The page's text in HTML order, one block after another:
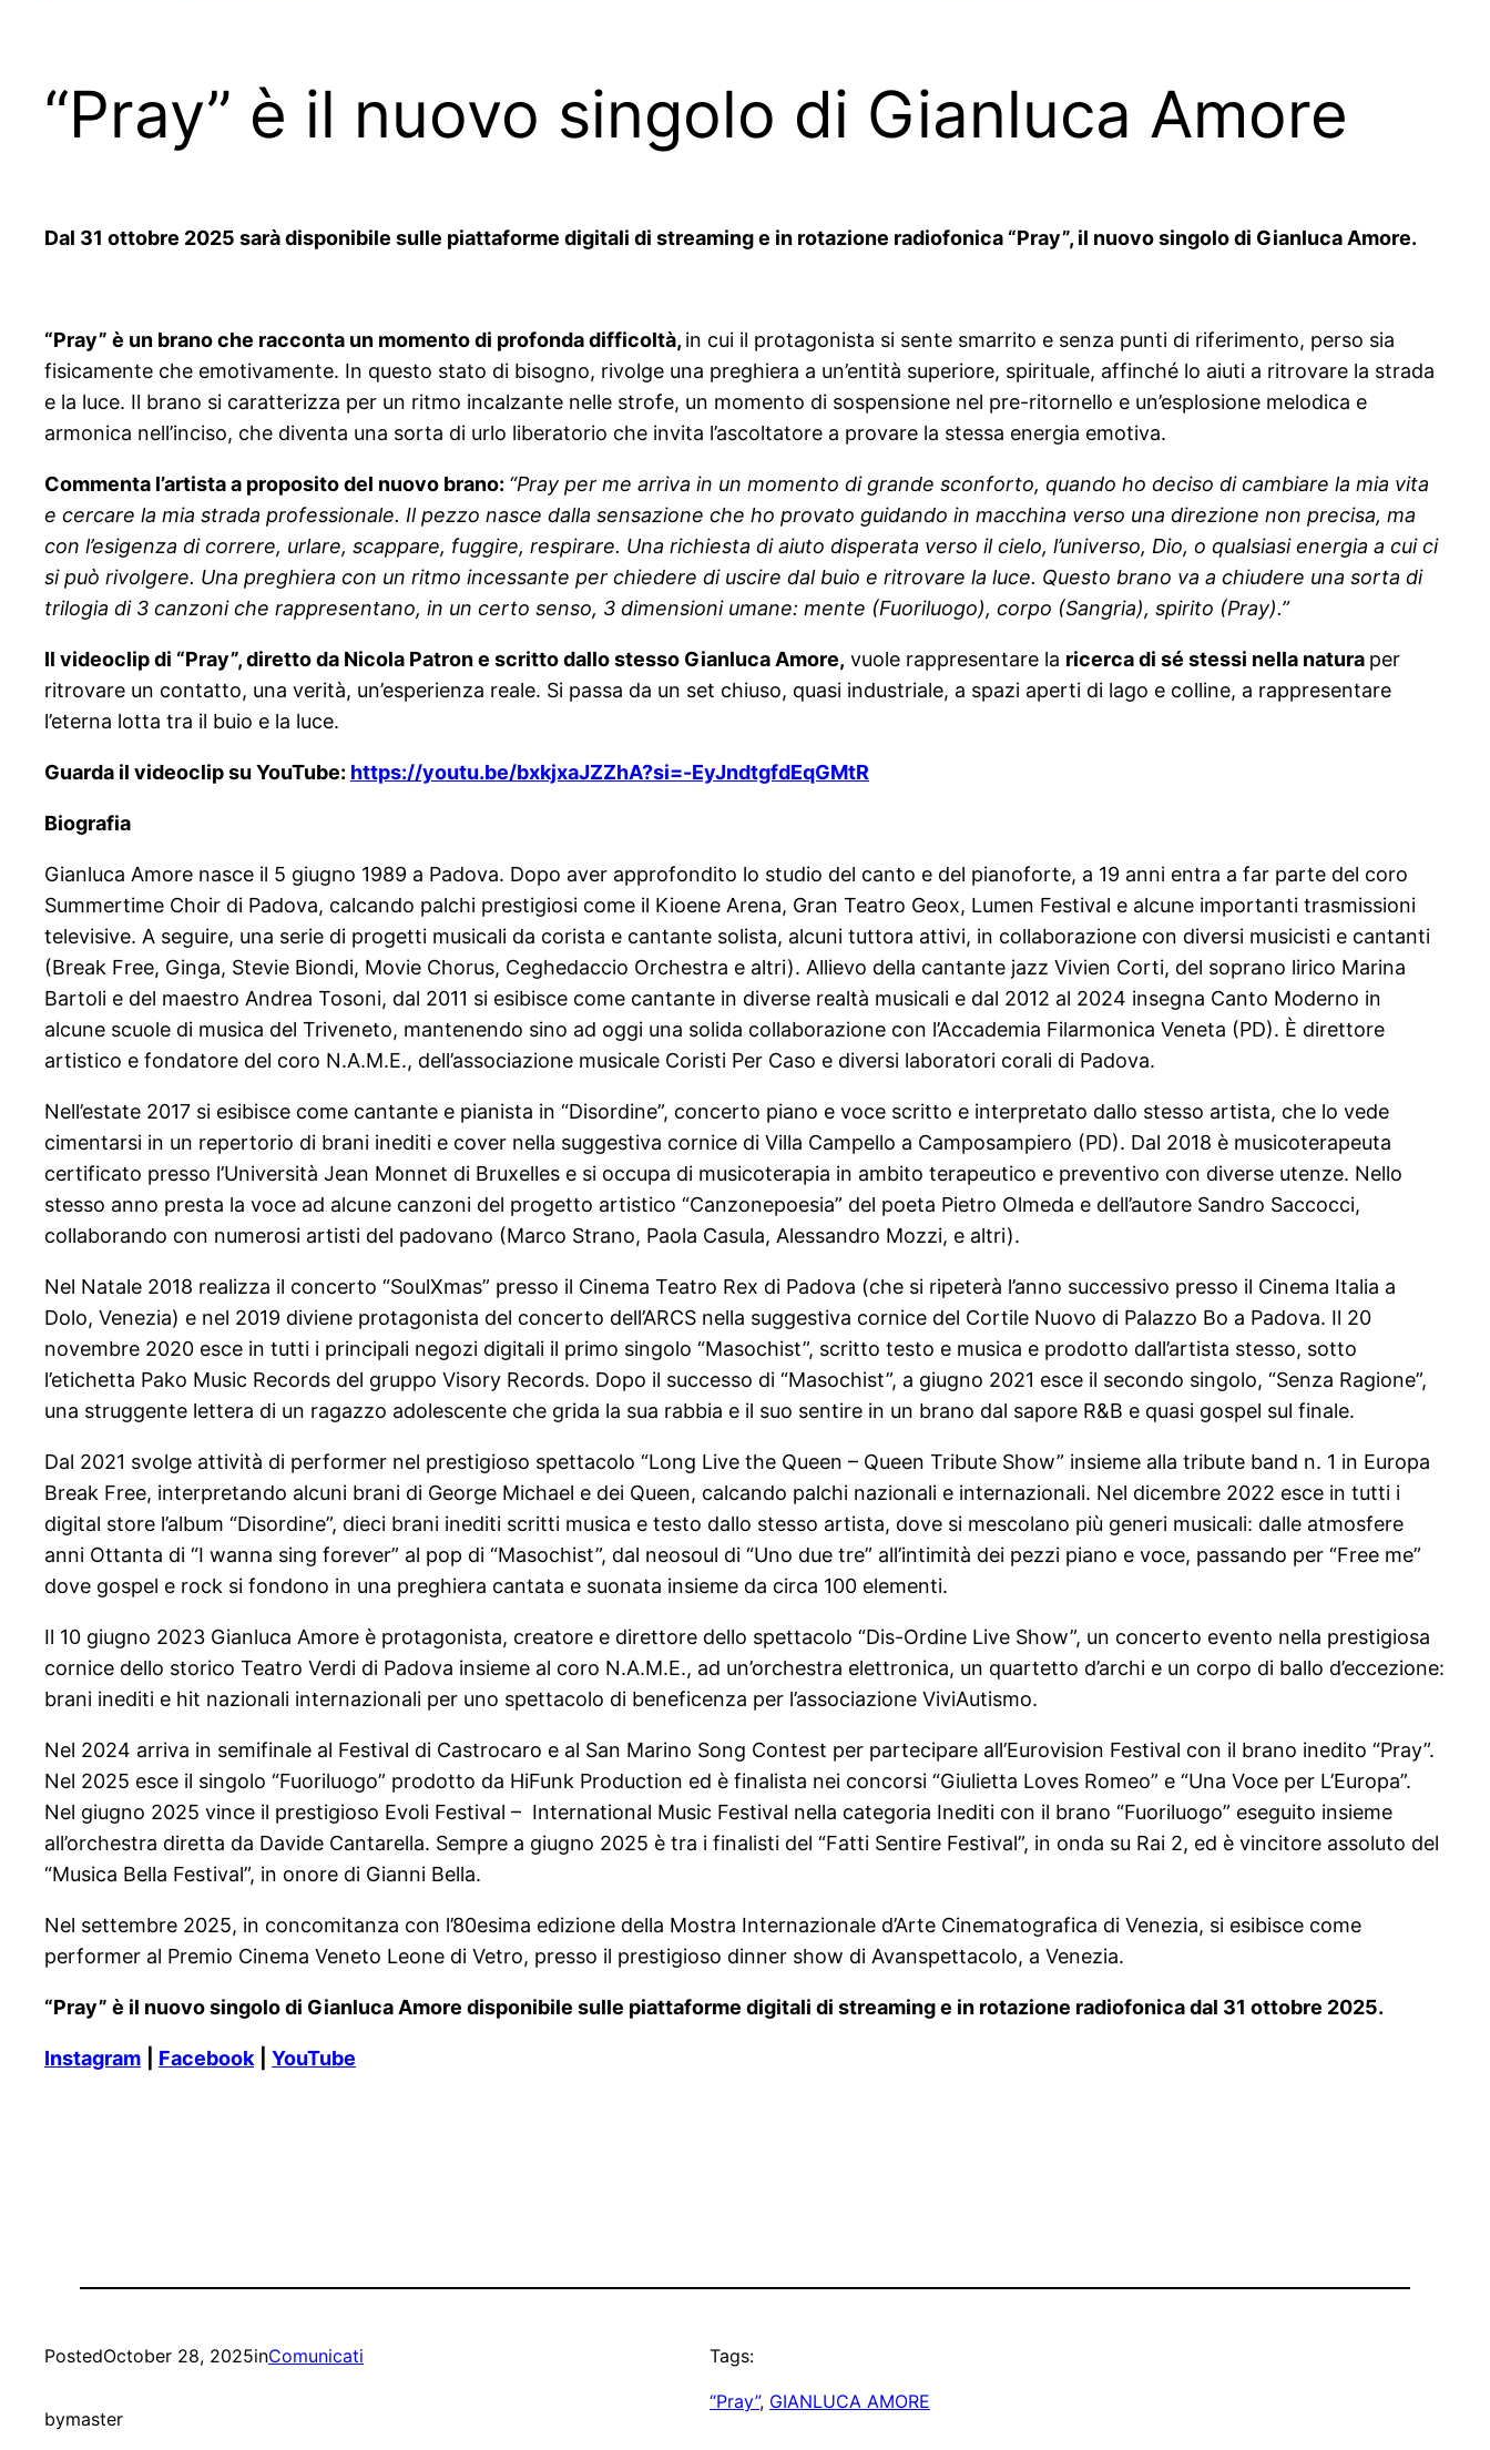
“Pray” è il nuovo singolo di Gianluca Amore
Dal 31 ottobre 2025 sarà disponibile sulle piattaforme digitali di streaming e in rotazione radiofonica “Pray”, il nuovo singolo di Gianluca Amore.
“Pray” è un brano che racconta un momento di profonda difficoltà, in cui il protagonista si sente smarrito e senza punti di riferimento, perso sia
fisicamente che emotivamente. In questo stato di bisogno, rivolge una preghiera a un’entità superiore, spirituale, affinché lo aiuti a ritrovare la strada
e la luce. Il brano si caratterizza per un ritmo incalzante nelle strofe, un momento di sospensione nel pre-ritornello e un’esplosione melodica e
armonica nell’inciso, che diventa una sorta di urlo liberatorio che invita l’ascoltatore a provare la stessa energia emotiva.
Commenta l’artista a proposito del nuovo brano: “Pray per me arriva in un momento di grande sconforto, quando ho deciso di cambiare la mia vita
e cercare la mia strada professionale. Il pezzo nasce dalla sensazione che ho provato guidando in macchina verso una direzione non precisa, ma
con l’esigenza di correre, urlare, scappare, fuggire, respirare. Una richiesta di aiuto disperata verso il cielo, l’universo, Dio, o qualsiasi energia a cui ci
si può rivolgere. Una preghiera con un ritmo incessante per chiedere di uscire dal buio e ritrovare la luce. Questo brano va a chiudere una sorta di
trilogia di 3 canzoni che rappresentano, in un certo senso, 3 dimensioni umane: mente (Fuoriluogo), corpo (Sangria), spirito (Pray).”
Il videoclip di “Pray”, diretto da Nicola Patron e scritto dallo stesso Gianluca Amore, vuole rappresentare la ricerca di sé stessi nella natura per
ritrovare un contatto, una verità, un’esperienza reale. Si passa da un set chiuso, quasi industriale, a spazi aperti di lago e colline, a rappresentare
l’eterna lotta tra il buio e la luce.
Guarda il videoclip su YouTube: https://youtu.be/bxkjxaJZZhA?si=-EyJndtgfdEqGMtR
Biografia
Gianluca Amore nasce il 5 giugno 1989 a Padova. Dopo aver approfondito lo studio del canto e del pianoforte, a 19 anni entra a far parte del coro
Summertime Choir di Padova, calcando palchi prestigiosi come il Kioene Arena, Gran Teatro Geox, Lumen Festival e alcune importanti trasmissioni
televisive. A seguire, una serie di progetti musicali da corista e cantante solista, alcuni tuttora attivi, in collaborazione con diversi musicisti e cantanti
(Break Free, Ginga, Stevie Biondi, Movie Chorus, Ceghedaccio Orchestra e altri). Allievo della cantante jazz Vivien Corti, del soprano lirico Marina
Bartoli e del maestro Andrea Tosoni, dal 2011 si esibisce come cantante in diverse realtà musicali e dal 2012 al 2024 insegna Canto Moderno in
alcune scuole di musica del Triveneto, mantenendo sino ad oggi una solida collaborazione con l’Accademia Filarmonica Veneta (PD). È direttore
artistico e fondatore del coro N.A.M.E., dell’associazione musicale Coristi Per Caso e diversi laboratori corali di Padova.
Nell’estate 2017 si esibisce come cantante e pianista in “Disordine”, concerto piano e voce scritto e interpretato dallo stesso artista, che lo vede
cimentarsi in un repertorio di brani inediti e cover nella suggestiva cornice di Villa Campello a Camposampiero (PD). Dal 2018 è musicoterapeuta
certificato presso l’Università Jean Monnet di Bruxelles e si occupa di musicoterapia in ambito terapeutico e preventivo con diverse utenze. Nello
stesso anno presta la voce ad alcune canzoni del progetto artistico “Canzonepoesia” del poeta Pietro Olmeda e dell’autore Sandro Saccocci,
collaborando con numerosi artisti del padovano (Marco Strano, Paola Casula, Alessandro Mozzi, e altri).
Nel Natale 2018 realizza il concerto “SoulXmas” presso il Cinema Teatro Rex di Padova (che si ripeterà l’anno successivo presso il Cinema Italia a
Dolo, Venezia) e nel 2019 diviene protagonista del concerto dell’ARCS nella suggestiva cornice del Cortile Nuovo di Palazzo Bo a Padova. Il 20
novembre 2020 esce in tutti i principali negozi digitali il primo singolo “Masochist”, scritto testo e musica e prodotto dall’artista stesso, sotto
l’etichetta Pako Music Records del gruppo Visory Records. Dopo il successo di “Masochist”, a giugno 2021 esce il secondo singolo, “Senza Ragione”,
una struggente lettera di un ragazzo adolescente che grida la sua rabbia e il suo sentire in un brano dal sapore R&B e quasi gospel sul finale.
Dal 2021 svolge attività di performer nel prestigioso spettacolo “Long Live the Queen – Queen Tribute Show” insieme alla tribute band n. 1 in Europa
Break Free, interpretando alcuni brani di George Michael e dei Queen, calcando palchi nazionali e internazionali. Nel dicembre 2022 esce in tutti i
digital store l’album “Disordine”, dieci brani inediti scritti musica e testo dallo stesso artista, dove si mescolano più generi musicali: dalle atmosfere
anni Ottanta di “I wanna sing forever” al pop di “Masochist”, dal neosoul di “Uno due tre” all’intimità dei pezzi piano e voce, passando per “Free me”
dove gospel e rock si fondono in una preghiera cantata e suonata insieme da circa 100 elementi.
Il 10 giugno 2023 Gianluca Amore è protagonista, creatore e direttore dello spettacolo “Dis-Ordine Live Show”, un concerto evento nella prestigiosa
cornice dello storico Teatro Verdi di Padova insieme al coro N.A.M.E., ad un’orchestra elettronica, un quartetto d’archi e un corpo di ballo d’eccezione:
brani inediti e hit nazionali internazionali per uno spettacolo di beneficenza per l’associazione ViviAutismo.
Nel 2024 arriva in semifinale al Festival di Castrocaro e al San Marino Song Contest per partecipare all’Eurovision Festival con il brano inedito “Pray”.
Nel 2025 esce il singolo “Fuoriluogo” prodotto da HiFunk Production ed è finalista nei concorsi “Giulietta Loves Romeo” e “Una Voce per L’Europa”.
Nel giugno 2025 vince il prestigioso Evoli Festival – International Music Festival nella categoria Inediti con il brano “Fuoriluogo” eseguito insieme
all’orchestra diretta da Davide Cantarella. Sempre a giugno 2025 è tra i finalisti del “Fatti Sentire Festival”, in onda su Rai 2, ed è vincitore assoluto del
“Musica Bella Festival”, in onore di Gianni Bella.
Nel settembre 2025, in concomitanza con l’80esima edizione della Mostra Internazionale d’Arte Cinematografica di Venezia, si esibisce come
performer al Premio Cinema Veneto Leone di Vetro, presso il prestigioso dinner show di Avanspettacolo, a Venezia.
“Pray” è il nuovo singolo di Gianluca Amore disponibile sulle piattaforme digitali di streaming e in rotazione radiofonica dal 31 ottobre 2025.
Instagram Facebook YouTube
PostedOctober 28, 2025inComunicati
bymaster
Tags:
“Pray”, GIANLUCA AMORE